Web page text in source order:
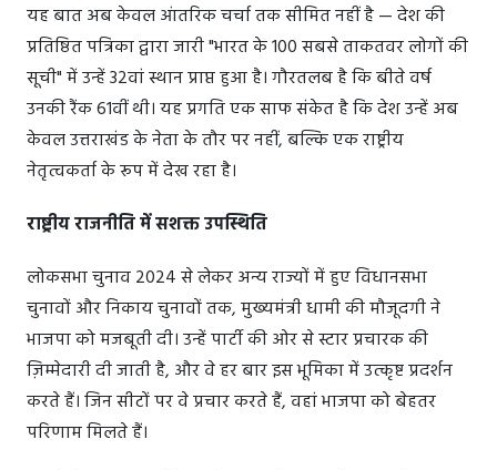
यह बात अब केवल आंतरिक चर्चा तक सीमित नहीं है — देश की
प्रतिष्ठित पत्रिका द्वारा जारी "भारत के 100 सबसे ताकतवर लोगों की
सूची" में उन्हें 32वां स्थान प्राप्त हुआ है। गौरतलब है कि बीते वर्ष
उनकी रैंक 61वीं थी। यह प्रगति एक साफ संकेत है कि देश उन्हें अब
केवल उत्तराखंड के नेता के तौर पर नहीं, बल्कि एक राष्ट्रीय
नेतृत्वकर्ता के रूप में देख रहा है।
राष्ट्रीय राजनीति में सशक्त उपस्थिति
लोकसभा चुनाव 2024 से लेकर अन्य राज्यों में हुए विधानसभा
चुनावों और निकाय चुनावों तक, मुख्यमंत्री धामी की मौजूदगी ने
भाजपा को मजबूती दी। उन्हें पार्टी की ओर से स्टार प्रचारक की
ज़िम्मेदारी दी जाती है, और वे हर बार इस भूमिका में उत्कृष्ट प्रदर्शन
करते हैं। जिन सीटों पर वे प्रचार करते हैं, वहां भाजपा को बेहतर
परिणाम मिलते हैं।